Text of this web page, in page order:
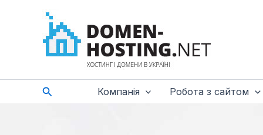
Пошук Компанія Робота з сайтом